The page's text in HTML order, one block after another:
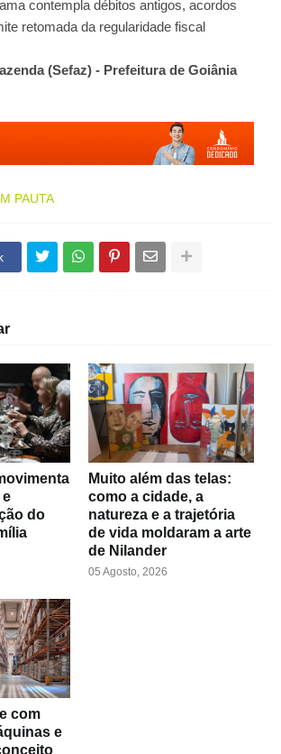
contempla débitos antigos, acordos
retomada da regularidade fiscal
(Sefaz) - Prefeitura de Goiânia
PAUTA
do
Muito além das telas:
como a cidade, a
natureza e a trajetória
de vida moldaram a arte
de Nilander
05 Agosto, 2026
com
e